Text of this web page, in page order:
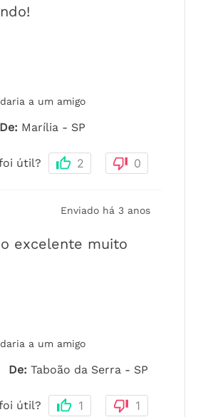
a um amigo
De: Marília - SP
útil? 2 0
Enviado há 3 anos
excelente muito
a um amigo
De: Taboão da Serra - SP
útil? 1 1